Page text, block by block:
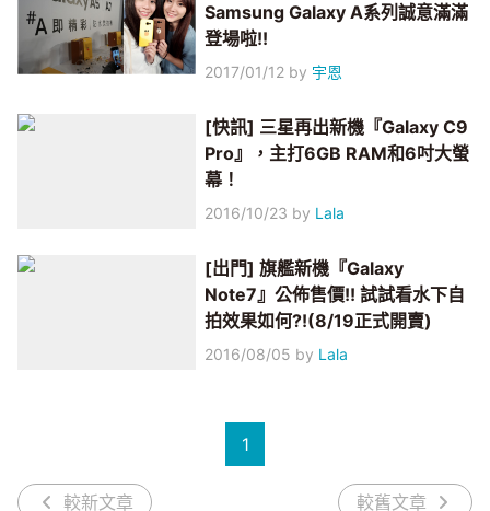
Samsung Galaxy A系列誠意滿滿
登場啦!!
2017/01/12 by 宇恩
[快訊] 三星再出新機『Galaxy C9
Pro』，主打6GB RAM和6吋大螢
幕！
2016/10/23 by Lala
[出門] 旗艦新機『Galaxy
Note7』公佈售價!! 試試看水下自
拍效果如何?!(8/19正式開賣)
2016/08/05 by Lala
較新文章
1
較舊文章